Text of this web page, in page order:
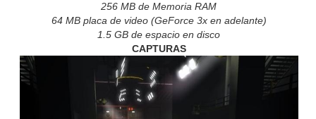
256 MB de Memoria RAM
64 MB placa de video (GeForce 3x en adelante)
1.5 GB de espacio en disco
CAPTURAS